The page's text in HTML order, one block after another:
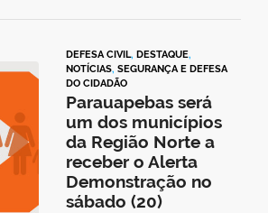
DEFESA CIVIL, DESTAQUE,
NOTÍCIAS, SEGURANÇA E DEFESA
DO CIDADÃO
Parauapebas será
um dos municípios
da Região Norte a
receber o Alerta
Demonstração no
sábado (20)